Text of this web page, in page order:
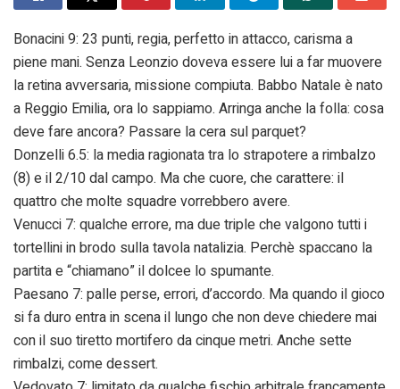
Bonacini 9: 23 punti, regia, perfetto in attacco, carisma a
piene mani. Senza Leonzio doveva essere lui a far muovere
la retina avversaria, missione compiuta. Babbo Natale è nato
a Reggio Emilia, ora lo sappiamo. Arringa anche la folla: cosa
deve fare ancora? Passare la cera sul parquet?
Donzelli 6.5: la media ragionata tra lo strapotere a rimbalzo
(8) e il 2/10 dal campo. Ma che cuore, che carattere: il
quattro che molte squadre vorrebbero avere.
Venucci 7: qualche errore, ma due triple che valgono tutti i
tortellini in brodo sulla tavola natalizia. Perchè spaccano la
partita e “chiamano” il dolcee lo spumante.
Paesano 7: palle perse, errori, d’accordo. Ma quando il gioco
si fa duro entra in scena il lungo che non deve chiedere mai
con il suo tiretto mortifero da cinque metri. Anche sette
rimbalzi, come dessert.